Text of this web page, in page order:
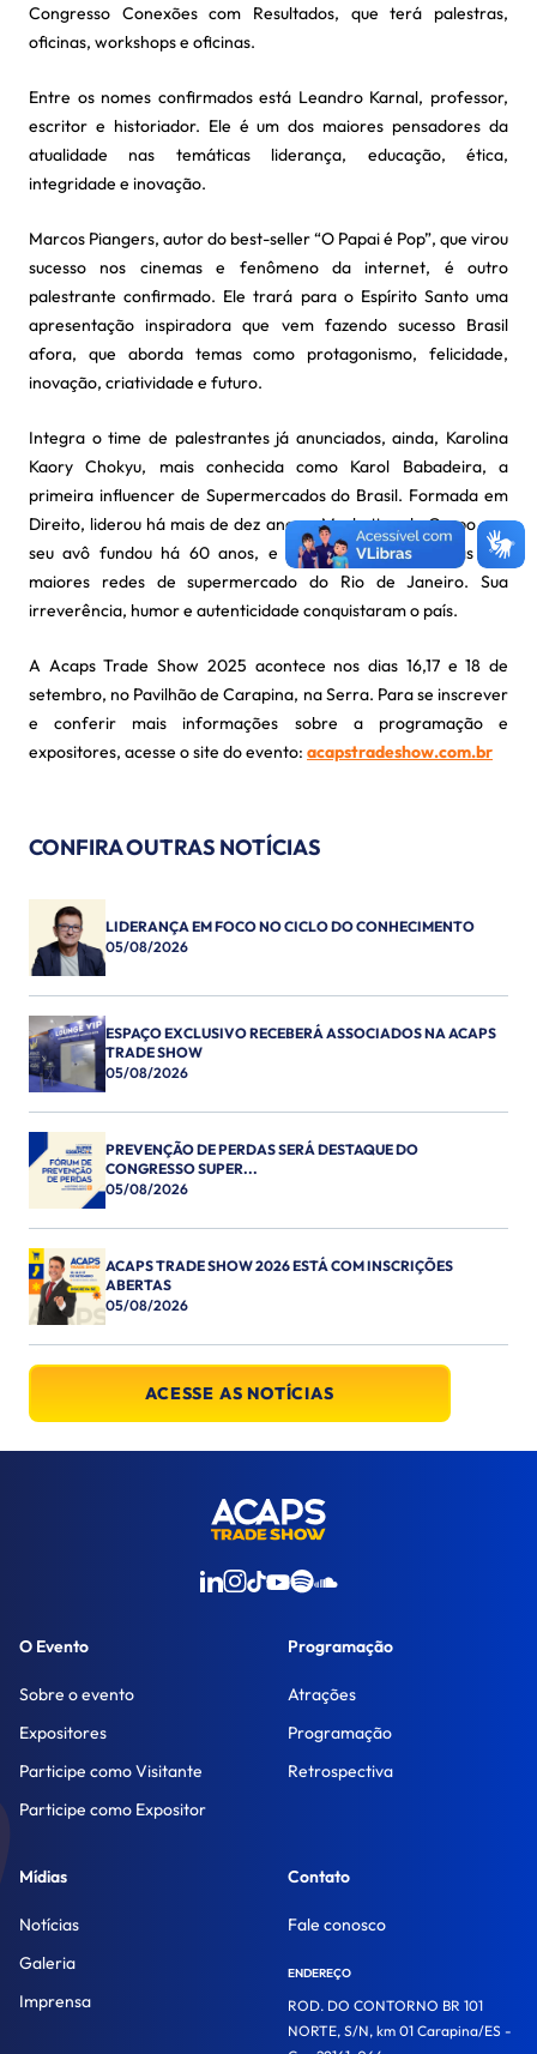
Congresso Conexões com Resultados, que terá palestras,
oficinas, workshops e oficinas.
Entre os nomes confirmados está Leandro Karnal, professor,
escritor e historiador. Ele é um dos maiores pensadores da
atualidade nas temáticas liderança, educação, ética,
integridade e inovação.
Marcos Piangers, autor do best-seller “O Papai é Pop”, que virou
sucesso nos cinemas e fenômeno da internet, é outro
palestrante confirmado. Ele trará para o Espírito Santo uma
apresentação inspiradora que vem fazendo sucesso Brasil
afora, que aborda temas como protagonismo, felicidade,
inovação, criatividade e futuro.
Integra o time de palestrantes já anunciados, ainda, Karolina
Kaory Chokyu, mais conhecida como Karol Babadeira, a
primeira influencer de Supermercados do Brasil. Formada em
Direito, liderou há mais de dez anos o Marketing do Grupo que
seu avô fundou há 60 anos, e que hoje está entre as dez
maiores redes de supermercado do Rio de Janeiro. Sua
irreverência, humor e autenticidade conquistaram o país.
A Acaps Trade Show 2025 acontece nos dias 16,17 e 18 de
setembro, no Pavilhão de Carapina, na Serra. Para se inscrever
e conferir mais informações sobre a programação e
expositores, acesse o site do evento: acapstradeshow.com.br
CONFIRA OUTRAS NOTÍCIAS
LIDERANÇA EM FOCO NO CICLO DO CONHECIMENTO
05/08/2026
ESPAÇO EXCLUSIVO RECEBERÁ ASSOCIADOS NA ACAPS
TRADE SHOW
05/08/2026
PREVENÇÃO DE PERDAS SERÁ DESTAQUE DO
CONGRESSO SUPER...
05/08/2026
ACAPS TRADE SHOW 2026 ESTÁ COM INSCRIÇÕES
ABERTAS
05/08/2026
ACESSE AS NOTÍCIAS
O Evento
Sobre o evento
Expositores
Participe como Visitante
Participe como Expositor
Programação
Atrações
Programação
Retrospectiva
Mídias
Notícias
Galeria
Imprensa
Contato
Fale conosco
ENDEREÇO
ROD. DO CONTORNO BR 101
NORTE, S/N, km 01 Carapina/ES -